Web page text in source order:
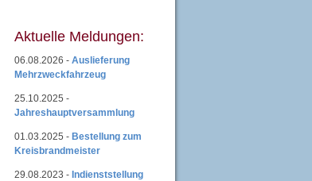
Aktuelle Meldungen:
06.08.2026 - Auslieferung
Mehrzweckfahrzeug
25.10.2025 -
Jahreshauptversammlung
01.03.2025 - Bestellung zum
Kreisbrandmeister
29.08.2023 - Indienststellung